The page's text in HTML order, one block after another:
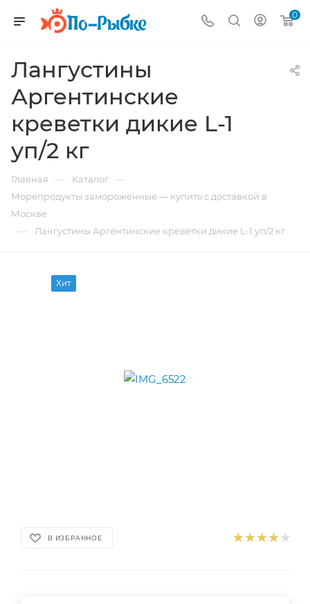
0
Лангустины
Аргентинские
креветки дикие L-1
уп/2 кг
Главная — Каталог —
Морепродукты замороженные — купить с доставкой в
Москве
— Лангустины Аргентинские креветки дикие L-1 уп/2 кг
Хит
В ИЗБРАННОЕ